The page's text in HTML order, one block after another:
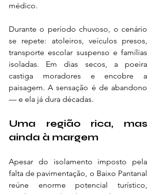
médico.
Durante o período chuvoso, o cenário
se repete: atoleiros, veículos presos,
transporte escolar suspenso e famílias
isoladas. Em dias secos, a poeira
castiga moradores e encobre a
paisagem. A sensação é de abandono
— e ela já dura décadas.
Uma região rica, mas
ainda à margem
Apesar do isolamento imposto pela
falta de pavimentação, o Baixo Pantanal
reúne enorme potencial turístico,